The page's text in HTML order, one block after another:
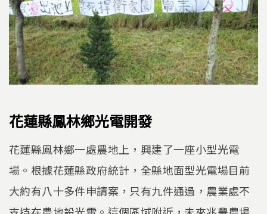
花蓮縣鳳林鄉光電開發
花蓮縣鳳林鄉一處農地上，興建了一座小型光電
場。根據花蓮縣政府統計，全縣地面型光電場目前
大約有八十多件申請案，只有九件通過，農業處不